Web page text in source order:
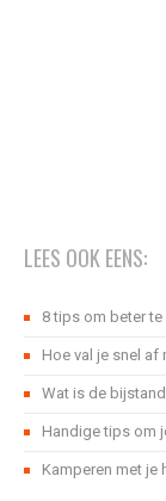
LEES OOK EENS:
8 tips om beter te
Hoe val je snel af
Wat is de
Handige tips om
Kamperen met je